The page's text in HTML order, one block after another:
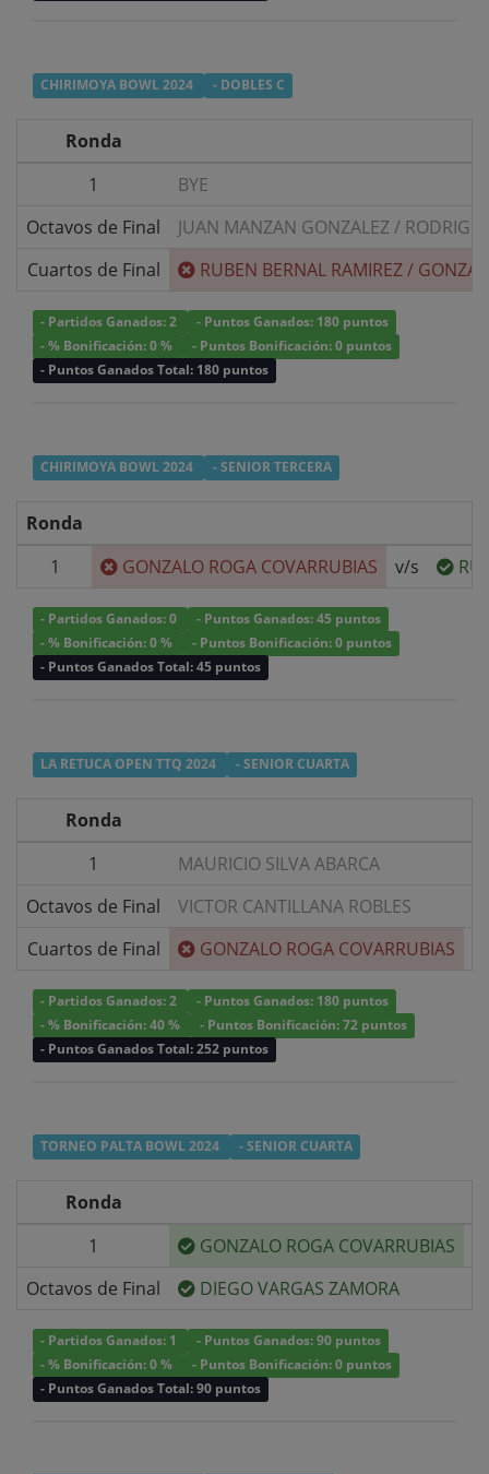
CHIRIMOYA BOWL 2024 - DOBLES C
Ronda
1
BYE
Octavos de Final
JUAN MANZAN GONZALEZ/
Cuartos de Final
RUBEN BERNAL RAMIREZ/
- Partidos Ganados: 2
- Puntos Ganados: 180 puntos
- % Bonificación: 0 %
- Puntos Bonificación: 0 puntos
- Puntos Ganados Total: 180 puntos
CHIRIMOYA BOWL 2024 - SENIOR TERCERA
Ronda
1
GONZALO ROGA COVARRUBIAS v/s
- Partidos Ganados: 0
- Puntos Ganados: 45 puntos
- % Bonificación: 0 %
- Puntos Bonificación: 0 puntos
- Puntos Ganados Total: 45 puntos
LA RETUCA OPEN TTQ 2024 - SENIOR CUARTA
Ronda
1
MAURICIO SILVA ABARCA
Octavos de Final
VICTOR CANTILLANA ROBLES
Cuartos de Final
GONZALO ROGA COVARRUBIAS
- Partidos Ganados: 2
- Puntos Ganados: 180 puntos
- % Bonificación: 40 %
- Puntos Bonificación: 72 puntos
- Puntos Ganados Total: 252 puntos
TORNEO PALTA BOWL 2024 - SENIOR CUARTA
Ronda
1
GONZALO ROGA COVARRUBIAS
Octavos de Final
DIEGO VARGAS ZAMORA
- Partidos Ganados: 1
- Puntos Ganados: 90 puntos
- % Bonificación: 0 %
- Puntos Bonificación: 0 puntos
- Puntos Ganados Total: 90 puntos